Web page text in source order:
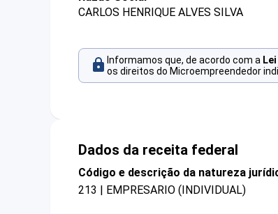
CARLOS HENRIQUE ALVES SILVA
Informamos que, de acordo com a
os direitos do Microempreendedor
Dados da receita federal
Código e descrição da natureza
213 | EMPRESARIO (INDIVIDUAL)